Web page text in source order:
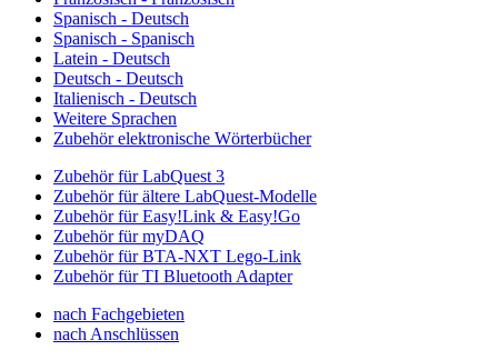
Spanisch - Deutsch
Spanisch - Spanisch
Latein - Deutsch
Deutsch - Deutsch
Italienisch - Deutsch
Weitere Sprachen
Zubehör elektronische Wörterbücher
Zubehör für LabQuest 3
Zubehör für ältere LabQuest-Modelle
Zubehör für Easy!Link & Easy!Go
Zubehör für myDAQ
Zubehör für BTA-NXT Lego-Link
Zubehör für TI Bluetooth Adapter
nach Fachgebieten
nach Anschlüssen